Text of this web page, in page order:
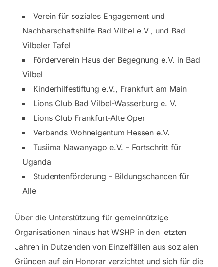
Verein für soziales Engagement und
Nachbarschaftshilfe Bad Vilbel e.V., und Bad
Vilbeler Tafel
Förderverein Haus der Begegnung e.V. in Bad
Vilbel
Kinderhilfestiftung e.V., Frankfurt am Main
Lions Club Bad Vilbel-Wasserburg e. V.
Lions Club Frankfurt-Alte Oper
Verbands Wohneigentum Hessen e.V.
Tusiima Nawanyago e.V. – Fortschritt für
Uganda
Studentenförderung – Bildungschancen für
Alle
Über die Unterstützung für gemeinnützige
Organisationen hinaus hat WSHP in den letzten
Jahren in Dutzenden von Einzelfällen aus sozialen
Gründen auf ein Honorar verzichtet und sich für die